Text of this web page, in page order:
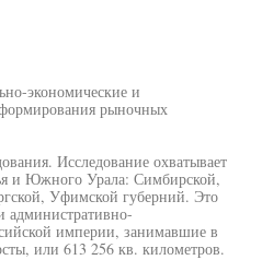
экономические и
рыночных
Исследование охватывает
и Южного Урала: Симбирской,
Уфимской губерний. Это
административно-
империи, занимавшие в
или 613 256 кв. километров.